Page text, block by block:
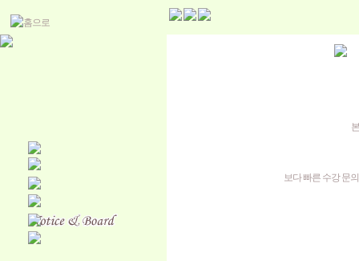
보다 빠른 수강 문